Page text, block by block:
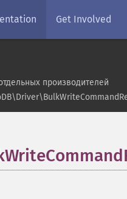
Get Involved
производителей